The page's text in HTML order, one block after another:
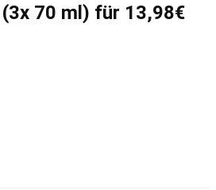
70 ml) für 13,98€